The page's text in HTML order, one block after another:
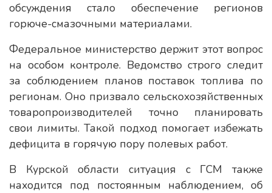
обсуждения стало обеспечение регионов
горюче-смазочными материалами.
Федеральное министерство держит этот вопрос
на особом контроле. Ведомство строго следит
за соблюдением планов поставок топлива по
регионам. Оно призвало сельскохозяйственных
товаропроизводителей точно планировать
свои лимиты. Такой подход помогает избежать
дефицита в горячую пору полевых работ.
В Курской области ситуация с ГСМ также
находится под постоянным наблюдением, об